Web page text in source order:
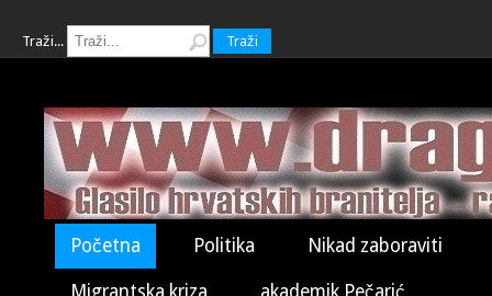
Traži... Traži
Početna Politika Nikad zaboraviti
Migrantska kriza akademik Pečarić